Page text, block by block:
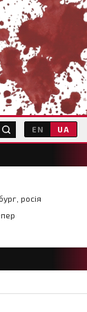
EN UA
росія